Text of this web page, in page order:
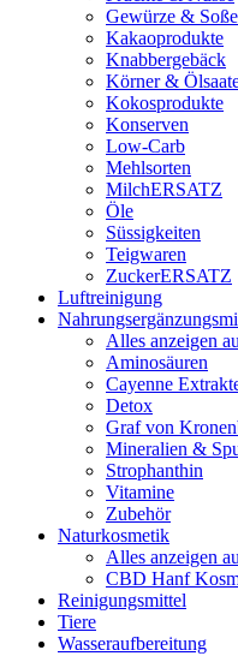
Gewürze &
Kakaoprodukte
Knabbergebäck
Körner &
Kokosprodukte
Konserven
Low-Carb
Mehlsorten
MilchERSATZ
Öle
Süssigkeiten
Teigwaren
ZuckerERSATZ
Luftreinigung
Alles anzeigen
Aminosäuren
Cayenne
Detox
Graf von
Mineralien &
Strophanthin
Vitamine
Zubehör
Naturkosmetik
Alles anzeigen
CBD Hanf
Reinigungsmittel
Tiere
Wasseraufbereitung